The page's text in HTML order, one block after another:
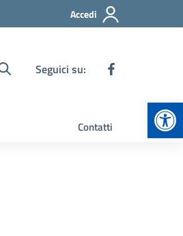
Accedi
Seguici su:
Contatti